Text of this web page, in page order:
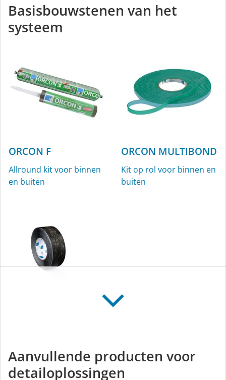
Basisbouwstenen van het
systeem
ORCON F
Allround kit voor binnen
en buiten
ORCON MULTIBOND
Kit op rol voor binnen en
buiten
en buiten, zwart
Aanvullende producten voor
detailoplossingen